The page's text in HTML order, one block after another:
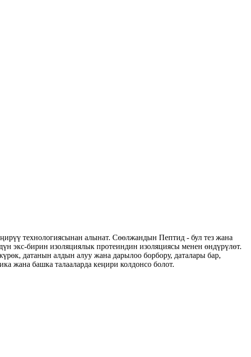
технологиясынан алынат. Сөөлжандын Пептид - бул тез жана
экс-бирин изоляциялык протеиндин изоляциясы менен өндүрүлөт.
датанын алдын алуу жана дарылоо борбору, даталары бар,
жана башка талааларда кеңири колдонсо болот.